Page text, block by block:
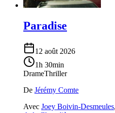
Paradise
12 août 2026
1h 30min
DrameThriller
De Jérémy Comte
Avec Joey Boivin-Desmeules,